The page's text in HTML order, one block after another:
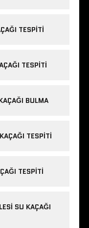
TESPITI
TESPITI
BULMA
TESPITI
TESPITI
SU KAÇAĞI